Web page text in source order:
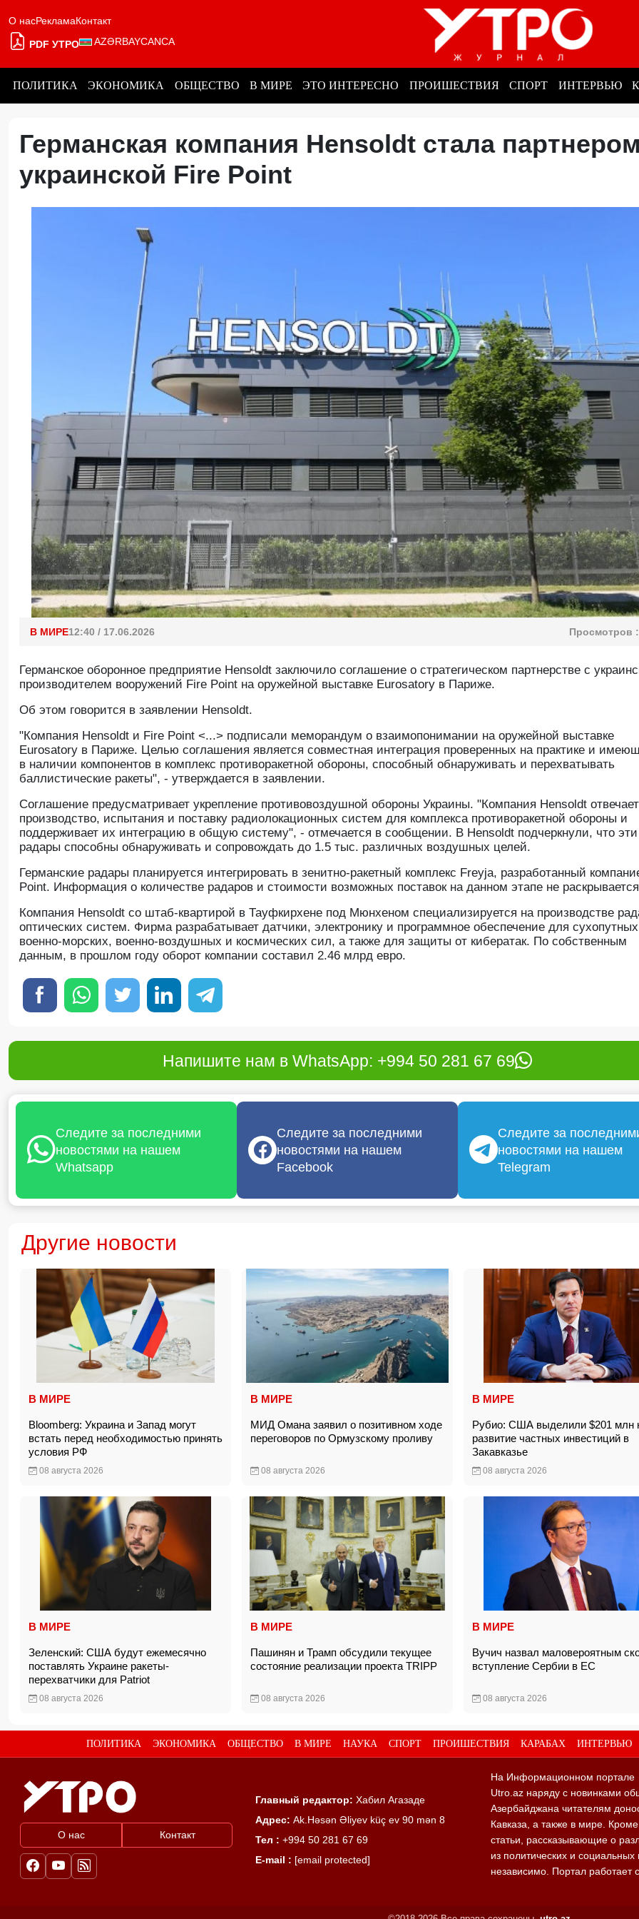
О насРекламаКонтакт
PDF УТРО AZƏRBAYCANCA
ПОЛИТИКА ЭКОНОМИКА ОБЩЕСТВО В МИРЕ ЭТО ИНТЕРЕСНО ПРОИШЕСТВИЯ СПОРТ ИНТЕРВЬЮ
Германская компания Hensoldt стала партнером
украинской Fire Point
В МИРЕ12:40 / 17.06.2026 Просмотров :
Германское оборонное предприятие Hensoldt заключило соглашение о стратегическом партнерстве с
производителем вооружений Fire Point на оружейной выставке Eurosatory в Париже.
Oб этом говорится в заявлении Hensoldt.
"Компания Hensoldt и Fire Point <...> подписали меморандум о взаимопонимании на оружейной выставке
Eurosatory в Париже. Целью соглашения является совместная интеграция проверенных на практике и
в наличии компонентов в комплекс противоракетной обороны, способный обнаруживать и перехватывать
баллистические ракеты", - утверждается в заявлении.
Соглашение предусматривает укрепление противовоздушной обороны Украины. "Компания Hensoldt
производство, испытания и поставку радиолокационных систем для комплекса противоракетной обороны и
поддерживает их интеграцию в общую систему", - отмечается в сообщении. В Hensoldt подчеркнули, что эти
радары способны обнаруживать и сопровождать до 1.5 тыс. различных воздушных целей.
Германские радары планируется интегрировать в зенитно-ракетный комплекс Freyja, разработанный
Point. Информация о количестве радаров и стоимости возможных поставок на данном этапе не
Компания Hensoldt со штаб-квартирой в Тауфкирхене под Мюнхеном специализируется на производстве
оптических систем. Фирма разрабатывает датчики, электронику и программное обеспечение для
военно-морских, военно-воздушных и космических сил, а также для защиты от кибератак. По собственным
данным, в прошлом году оборот компании составил 2.46 млрд евро.
Напишите нам в WhatsApp: +994 50 281 67 69
Следите за последними
новостями на нашем
Whatsapp
Следите за последними
новостями на нашем
Facebook
Следите за
новостями на нашем
Telegram
Другие новости
В МИРЕ
Bloomberg: Украина и Запад могут
встать перед необходимостью принять
условия РФ
08 августа 2026
В МИРЕ
МИД Омана заявил о позитивном ходе
переговоров по Ормузскому проливу
08 августа 2026
В МИРЕ
Рубио: США выделили $201 млн
развитие частных инвестиций в
Закавказье
08 августа 2026
В МИРЕ
Зеленский: США будут ежемесячно
поставлять Украине ракеты-
перехватчики для Patriot
08 августа 2026
В МИРЕ
Пашинян и Трамп обсудили текущее
состояние реализации проекта TRIPP
08 августа 2026
В МИРЕ
Вучич назвал маловероятным
вступление Сербии в ЕС
08 августа 2026
ПОЛИТИКА ЭКОНОМИКА ОБЩЕСТВО В МИРЕ НАУКА СПОРТ ПРОИШЕСТВИЯ КАРАБАХ ИНТЕРВЬЮ
О нас Контакт
Главный редактор: Хабил Агазаде
Адрес: Ak.Həsən Əliyev küç ev 90 mən 8
Тел : +994 50 281 67 69
E-mail : [email protected]
На Информационном портале
Utro.az наряду с новинками
Азербайджана читателям
Кавказа, а также в мире.
статьи, рассказывающие о
из политических и
независимо. Портал работает